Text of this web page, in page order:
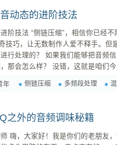
动态的进阶技法
。这个混音中让不同
技巧，让无数制作人爱不释手。但
号分成不同的频段，然后对
们今天要聊的—— 多频段侧链
个频段（例...
年 侧链压缩 多频段处理
之外的音频调味秘籍
滚打